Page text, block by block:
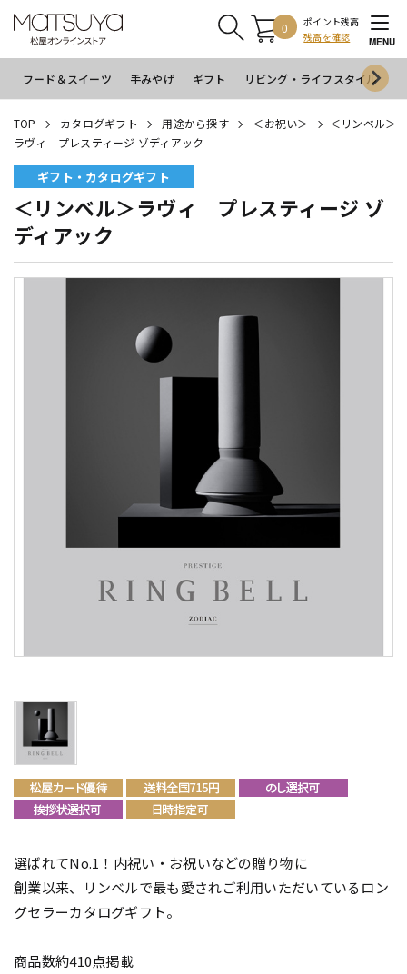
0
ポイント残高
残高を確認
MENU
フード＆スイーツ 手みやげ ギフト リビング・ライフスタイル
TOP カタログギフト 用途から探す ＜お祝い＞
＜リンベル＞
ラヴィ プレスティージ ゾディアック
ギフト・カタログギフト
＜リンベル＞ラヴィ プレスティージ ゾ
ディアック
選ばれてNo.1！内祝い・お祝いなどの贈り物に
創業以来、リンベルで最も愛されご利用いただいているロン
グセラーカタログギフト。
商品数約410点掲載